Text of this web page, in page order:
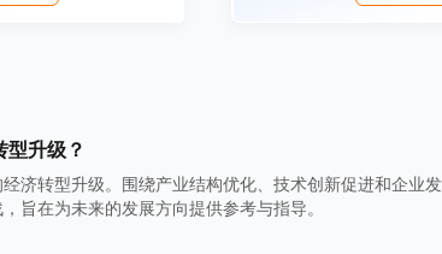
升级？
济转型升级。围绕产业结构优化、技术创新促进和企业
旨在为未来的发展方向提供参考与指导。